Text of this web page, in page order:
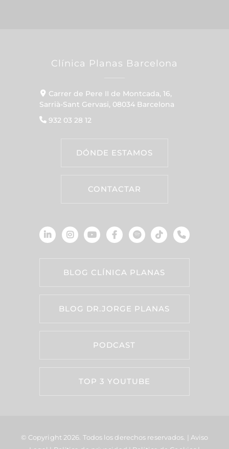
Clínica Planas Barcelona
Carrer de Pere II de Montcada, 16,
Sarrià-Sant Gervasi, 08034 Barcelona
932 03 28 12
DÓNDE ESTAMOS
CONTACTAR
BLOG CLÍNICA PLANAS
BLOG DR.JORGE PLANAS
PODCAST
TOP 3 YOUTUBE
© Copyright 2026. Todos los derechos reservados. | Aviso